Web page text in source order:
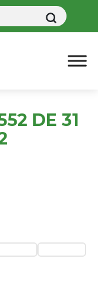
DE 31